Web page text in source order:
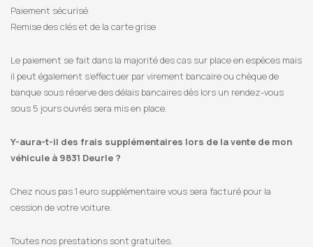
Paiement sécurisé
Remise des clés et de la carte grise
Le paiement se fait dans la majorité des cas sur place en espèces mais
il peut également s’effectuer par virement bancaire ou chèque de
banque sous réserve des délais bancaires dès lors un rendez-vous
sous 5 jours ouvrés sera mis en place.
Y-aura-t-il des frais supplémentaires lors de la vente de mon
véhicule à 9831 Deurle ?
Chez nous pas 1 euro supplémentaire vous sera facturé pour la
cession de votre voiture.
Toutes nos prestations sont gratuites.